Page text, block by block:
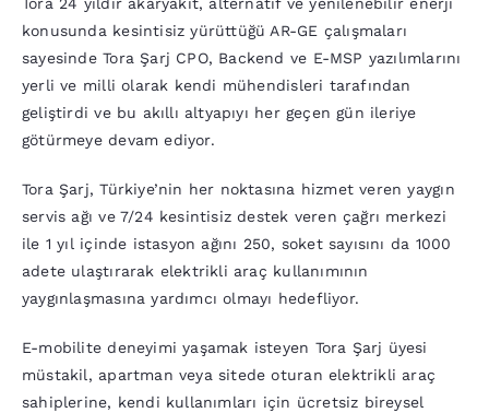
konusunda kesintisiz yürüttüğü AR-GE çalışmaları
sayesinde Tora Şarj CPO, Backend ve E-MSP yazılımlarını
yerli ve milli olarak kendi mühendisleri tarafından
geliştirdi ve bu akıllı altyapıyı her geçen gün ileriye
götürmeye devam ediyor.
Tora Şarj, Türkiye’nin her noktasına hizmet veren yaygın
servis ağı ve 7/24 kesintisiz destek veren çağrı merkezi
ile 1 yıl içinde istasyon ağını 250, soket sayısını da 1000
adete ulaştırarak elektrikli araç kullanımının
yaygınlaşmasına yardımcı olmayı hedefliyor.
E-mobilite deneyimi yaşamak isteyen Tora Şarj üyesi
müstakil, apartman veya sitede oturan elektrikli araç
sahiplerine, kendi kullanımları için ücretsiz bireysel